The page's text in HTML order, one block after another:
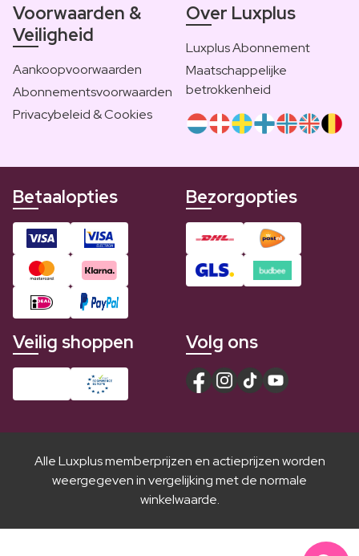
Voorwaarden &
Veiligheid
Aankoopvoorwaarden
Abonnementsvoorwaarden
Privacybeleid & Cookies
Over Luxplus
Luxplus Abonnement
Maatschappelijke
betrokkenheid
Betaalopties Bezorgopties
Veilig shoppen Volg ons
Alle Luxplus memberprijzen en actieprijzen worden
weergegeven in vergelijking met de normale
winkelwaarde.